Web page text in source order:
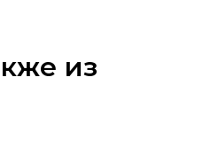
формы.
подушки сиденья
из
из